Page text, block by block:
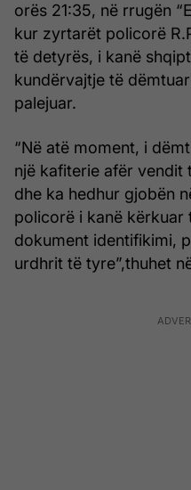
orës 21:35, në rrugën
kur zyrtarët policorë
të detyrës, i kanë
kundërvajtje të
palejuar.
“Në atë moment, i
një kafiterie afër vendit
dhe ka hedhur gjobën
policorë i kanë kërkuar
dokument identifikimi,
urdhrit të tyre”,thuhet